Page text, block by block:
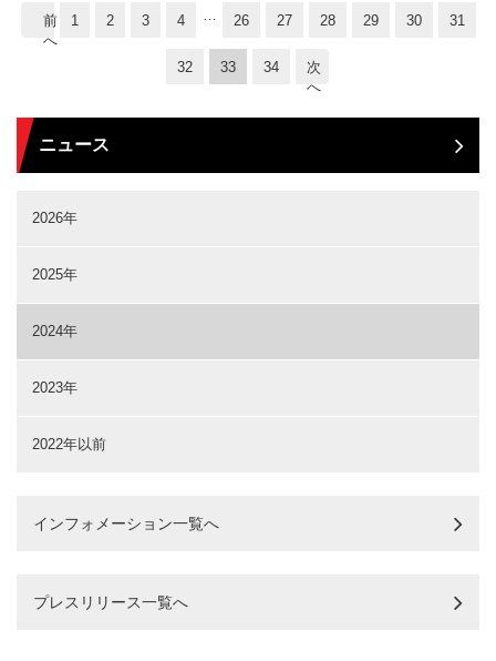
前
へ
1 2 3 4 … 26 27 28 29 30 31
32 33 34
次
へ
ニュース
2026年
2025年
2024年
2023年
2022年以前
インフォメーション一覧へ
プレスリリース一覧へ